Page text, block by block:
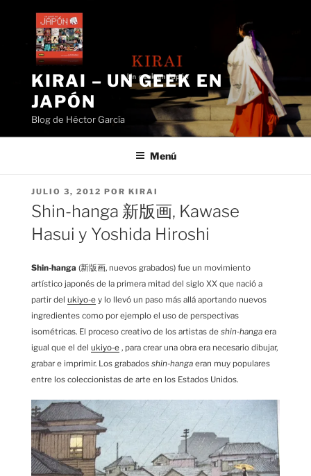
contenido
KIRAI – UN GEEK EN
JAPÓN
Blog de Héctor García
Menú
PUBLICADO
EL
JULIO 3, 2012 POR KIRAI
Shin-hanga 新版画, Kawase
Hasui y Yoshida Hiroshi
Shin-hanga (新版画, nuevos grabados) fue un movimiento
artístico japonés de la primera mitad del siglo XX que nació a
partir del ukiyo-e y lo llevó un paso más allá aportando nuevos
ingredientes como por ejemplo el uso de perspectivas
isométricas. El proceso creativo de los artistas de shin-hanga era
igual que el del ukiyo-e , para crear una obra era necesario dibujar,
grabar e imprimir. Los grabados shin-hanga eran muy populares
entre los coleccionistas de arte en los Estados Unidos.